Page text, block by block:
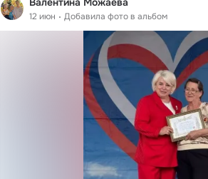
12 июн Добавила фото в альбом